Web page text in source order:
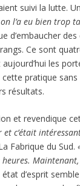
suivi la lutte.
l’a eu bien trop
d’embaucher
Ce sont
les
pratique
résultats.
et revendique
c’était
Fabrique du Sud.
d’esprit